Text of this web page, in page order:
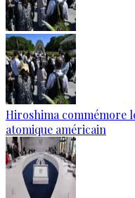
Hiroshima commémore
atomique américain